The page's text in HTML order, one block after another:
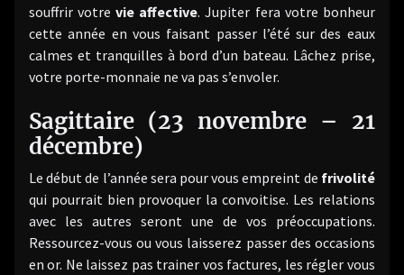
souffrir votrevie affective. Jupiter fera votre bonheur
cette année en vous faisant passer l’été sur des eaux
calmes et tranquilles à bord d’un bateau. Lâchez prise,
votre porte-monnaie ne va pas s’envoler.
Sagittaire (23 novembre – 21
décembre)
Le début de l’année sera pour vous empreint de frivolité
qui pourrait bien provoquer la convoitise. Les relations
avec les autres seront une de vos préoccupations.
Ressourcez-vous ou vous laisserez passer des occasions
en or. Ne laissez pas trainer vos factures, les régler vous